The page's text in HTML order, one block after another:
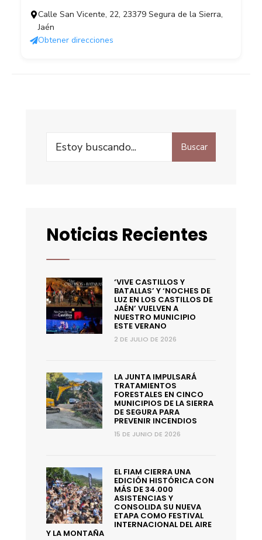
Calle San Vicente, 22, 23379 Segura de la Sierra,
Jaén
Obtener direcciones
Buscar
Noticias Recientes
‘VIVE CASTILLOS Y
BATALLAS’ Y ‘NOCHES DE
LUZ EN LOS CASTILLOS DE
JAÉN’ VUELVEN A
NUESTRO MUNICIPIO
ESTE VERANO
2 DE JULIO DE 2026
LA JUNTA IMPULSARÁ
TRATAMIENTOS
FORESTALES EN CINCO
MUNICIPIOS DE LA SIERRA
DE SEGURA PARA
PREVENIR INCENDIOS
15 DE JUNIO DE 2026
EL FIAM CIERRA UNA
EDICIÓN HISTÓRICA CON
MÁS DE 34.000
ASISTENCIAS Y
CONSOLIDA SU NUEVA
ETAPA COMO FESTIVAL
INTERNACIONAL DEL AIRE
Y LA MONTAÑA